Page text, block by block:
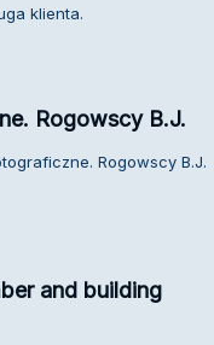
klienta.
Rogowscy B.J.
Rogowscy B.J.
and building